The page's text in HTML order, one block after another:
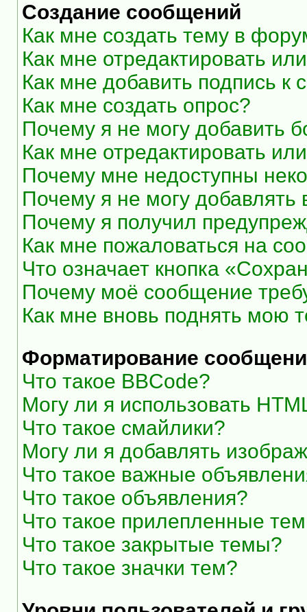
Создание сообщений
Как мне создать тему в
Как мне отредактировать
Как мне добавить подпись
Как мне создать опрос?
Почему я не могу добавить
Как мне отредактировать
Почему мне недоступны
Почему я не могу добавлять
Почему я получил
Как мне пожаловаться на
Что означает кнопка
Почему моё сообщение
Как мне вновь поднять мою
Форматирование
Что такое BBCode?
Могу ли я использовать
Что такое смайлики?
Могу ли я добавлять
Что такое важные
Что такое объявления?
Что такое прилепленные
Что такое закрытые темы?
Что такое значки тем?